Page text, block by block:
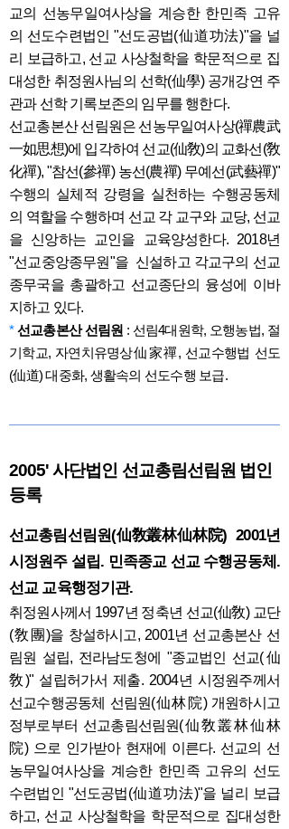
교의 선농무일여사상을 계승한 한민족 고유
의 선도수련법인 "선도공법(仙道功法)"을 널
리 보급하고, 선교 사상철학을 학문적으로 집
대성한 취정원사님의 선학(仙學) 공개강연 주
관과 선학 기록보존의 임무를 행한다.
선교총본산 선림원은 선농무일여사상(禪農武
一如思想)에 입각하여 선교(仙敎)의 교화선(敎
化禪), "참선(參禪) 농선(農禪) 무예선(武藝禪)"
수행의 실체적 강령을 실천하는 수행공동체
의 역할을 수행하며 선교 각 교구와 교당, 선교
을 신앙하는 교인을 교육양성한다. 2018년
"선교중앙종무원"을 신설하고 각교구의 선교
종무국을 총괄하고 선교종단의 융성에 이바
지하고 있다.
*선교총본산 선림원 : 선림4대원학, 오행농법, 절
기학교, 자연치유명상仙家禪, 선교수행법 선도
(仙道) 대중화, 생활속의 선도수행 보급.
2005' 사단법인 선교총림선림원 법인
등록
선교총림선림원(仙敎叢林仙林院) 2001년
시정원주 설립. 민족종교 선교 수행공동체.
선교 교육행정기관.
취정원사께서 1997년 정축년 선교(仙敎) 교단
(敎團)을 창설하시고, 2001년 선교총본산 선
림원 설립, 전라남도청에 "종교법인 선교(仙
敎)" 설립허가서 제출. 2004년 시정원주께서
선교수행공동체 선림원(仙林院) 개원하시고
정부로부터 선교총림선림원(仙敎叢林仙林
院) 으로 인가받아 현재에 이른다. 선교의 선
농무일여사상을 계승한 한민족 고유의 선도
수련법인 "선도공법(仙道功法)"을 널리 보급
하고, 선교 사상철학을 학문적으로 집대성한